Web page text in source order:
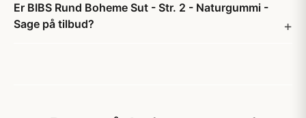
Er BIBS Rund Boheme Sut - Str. 2 - Naturgummi -
Sage på tilbud?